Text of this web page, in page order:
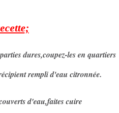
dures,coupez-les en quartiers
rempli d'eau citronnée.
d'eau,faites cuire